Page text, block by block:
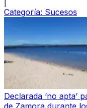
Categoría: Sucesos
Declarada ‘no apta’